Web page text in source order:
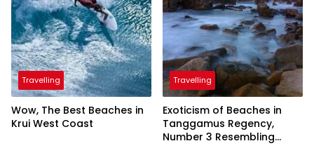
Travelling
Wow, The Best Beaches in
Krui West Coast
Travelling
Exoticism of Beaches in
Tanggamus Regency,
Number 3 Resembling